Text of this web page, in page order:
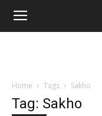
Home Tags Sakho
Tag: Sakho